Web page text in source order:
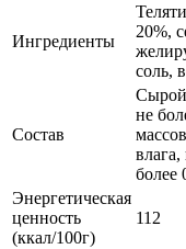
Ингредиенты
20%,
соль,
Состав
Сырой
не
более
Энергетическая
ценность
(ккал/100г)
112